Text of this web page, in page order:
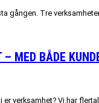
Tre
MED BÅDE
verksamhet? Vi har